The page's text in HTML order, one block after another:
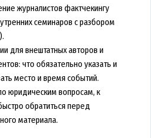
журналистов фактчекингу
семинаров с разбором
для внештатных авторов и
что обязательно указать и
место и время событий.
юридическим вопросам, к
обратиться перед
материала.